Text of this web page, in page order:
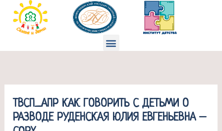
Перейти
содержимому
Меню
ТВСП_АПР КАК ГОВОРИТЬ С ДЕТЬМИ О
РАЗВОДЕ РУДЕНСКАЯ ЮЛИЯ ЕВГЕНЬЕВНА –